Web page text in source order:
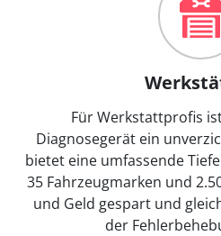
Für Werkstattprofis
Diagnosegerät ein
bietet eine umfassende
35 Fahrzeugmarken und
und Geld gespart und
der